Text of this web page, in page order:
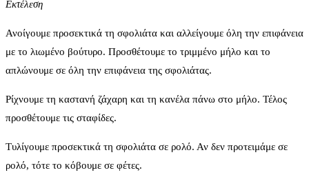
Εκτέλεση
Ανοίγουμε προσεκτικά τη σφολιάτα και αλλείγουμε όλη την επιφάνεια
με το λιωμένο βούτυρο. Προσθέτουμε το τριμμένο μήλο και το
απλώνουμε σε όλη την επιφάνεια της σφολιάτας.
Ρίχνουμε τη καστανή ζάχαρη και τη κανέλα πάνω στο μήλο. Τέλος
προσθέτουμε τις σταφίδες.
Τυλίγουμε προσεκτικά τη σφολιάτα σε ρολό. Αν δεν προτειμάμε σε
ρολό, τότε το κόβουμε σε φέτες.